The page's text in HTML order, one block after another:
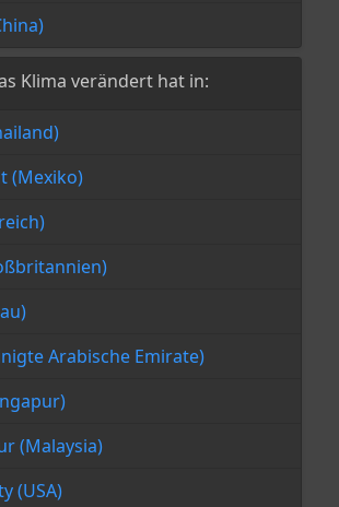
Klima verändert hat in:
(Mexiko)
Arabische Emirate)
(Malaysia)
(USA)